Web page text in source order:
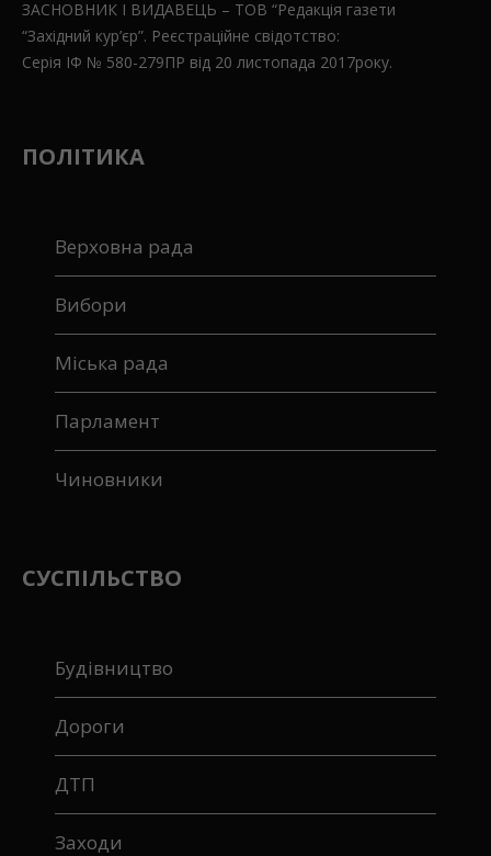
ЗАСНОВНИК І ВИДАВЕЦЬ – ТОВ “Редакція газети
“Західний кур’єр”. Реєстраційне свідотство:
Серія ІФ № 580-279ПР від 20 листопада 2017року.
ПОЛІТИКА
Верховна рада
Вибори
Міська рада
Парламент
Чиновники
СУСПІЛЬСТВО
Будівництво
Дороги
ДТП
Заходи